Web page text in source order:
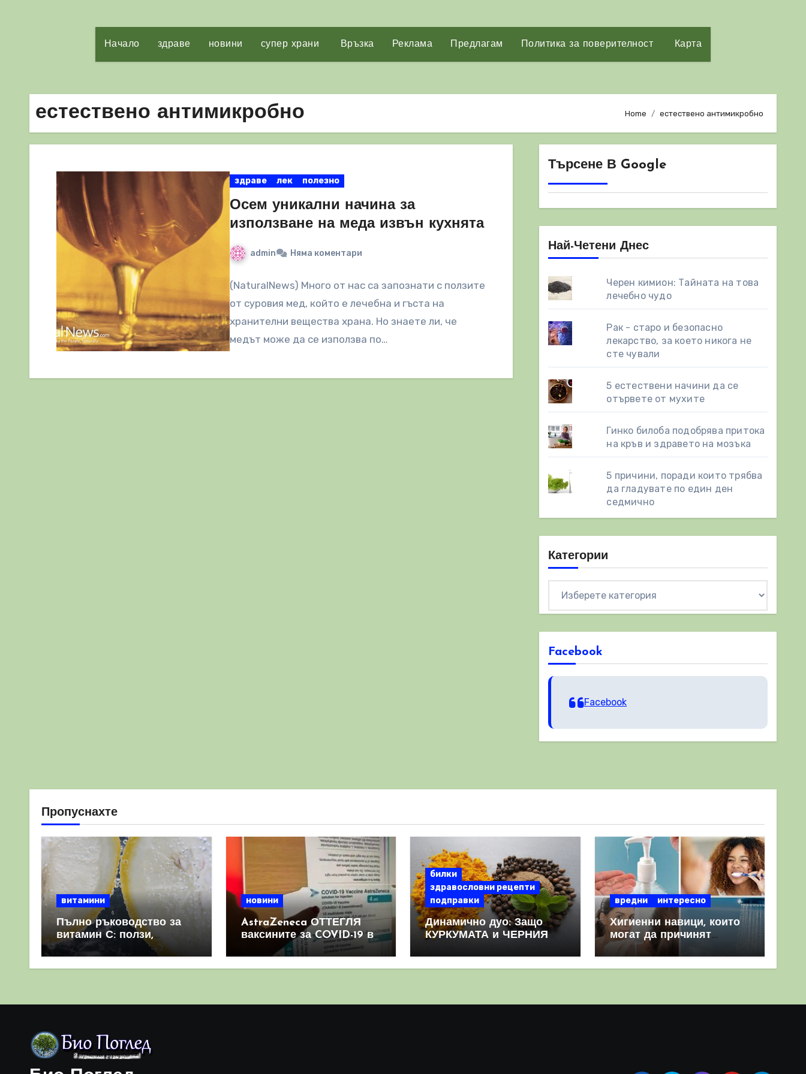
Начало здраве новини супер храни Връзка Реклама Предлагам Политика за поверителност Карта
естествено антимикробно Home естествено антимикробно
здраве лек полезно
Осем уникални начина за
използване на меда извън кухнята
admin Няма коментари
(NaturalNews) Много от нас са запознати с ползите
от суровия мед, който е лечебна и гъста на
хранителни вещества храна. Но знаете ли, че
медът може да се използва по…
Търсене В Google
Най-Четени Днес
Черен кимион: Тайната на това
лечебно чудо
Рак - старо и безопасно
лекарство, за което никога не
сте чували
5 естествени начини да се
отървете от мухите
Гинко билоба подобрява притока
на кръв и здравето на мозъка
5 причини, поради които трябва
да гладувате по един ден
седмично
Категории
Facebook
Facebook
Пропуснахте
витамини
Пълно ръководство за
витамин С: ползи,
източници и защо е
важен за имунната
новини
AstraZeneca ОТТЕГЛЯ
ваксините за COVID-19 в
световен мащаб, след
като призна, че те
билки
здравословни рецепти
подправки
Динамично дуо: Защо
КУРКУМАТА и ЧЕРНИЯ
комбинация
вредни интересно
Хигиенни навици, които
могат да причинят
повече вреда, отколкото
полза